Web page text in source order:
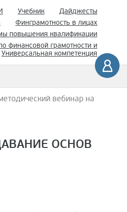
Учебник
Дайджесты
Финграмотность в лицах
повышения квалификации
финансовой грамотности и
Универсальная компетенция
вебинар на
ОСНОВ